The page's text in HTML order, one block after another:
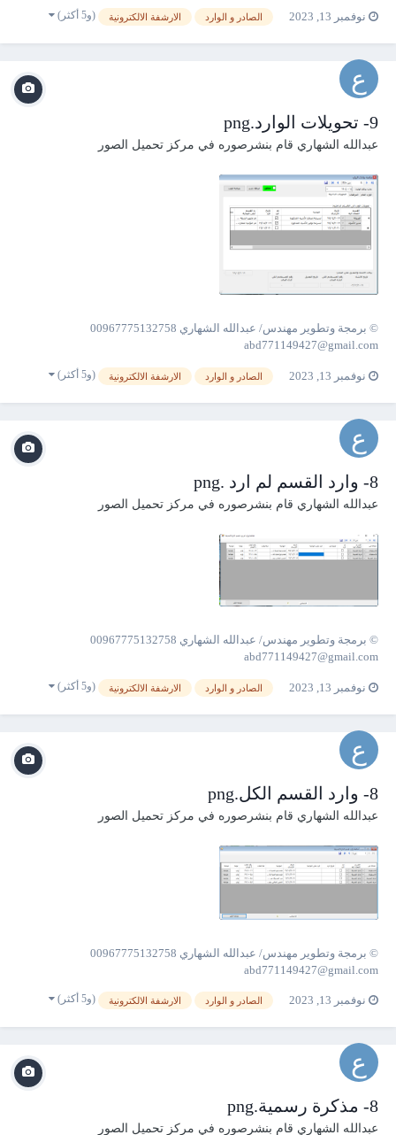
نوفمبر 13, 2023 الصادر و الوارد الارشفة الالكترونية (و5 أكثر)
9- تحويلات الوارد.png
عبدالله الشهاري قام بنشرصوره في مركز تحميل الصور
© برمجة وتطوير مهندس/ عبدالله الشهاري 00967775132758
abd771149427@gmail.com
نوفمبر 13, 2023 الصادر و الوارد الارشفة الالكترونية (و5 أكثر)
8- وارد القسم لم ارد .png
عبدالله الشهاري قام بنشرصوره في مركز تحميل الصور
© برمجة وتطوير مهندس/ عبدالله الشهاري 00967775132758
abd771149427@gmail.com
نوفمبر 13, 2023 الصادر و الوارد الارشفة الالكترونية (و5 أكثر)
8- وارد القسم الكل.png
عبدالله الشهاري قام بنشرصوره في مركز تحميل الصور
© برمجة وتطوير مهندس/ عبدالله الشهاري 00967775132758
abd771149427@gmail.com
نوفمبر 13, 2023 الصادر و الوارد الارشفة الالكترونية (و5 أكثر)
8- مذكرة رسمية.png
عبدالله الشهاري قام بنشرصوره في مركز تحميل الصور